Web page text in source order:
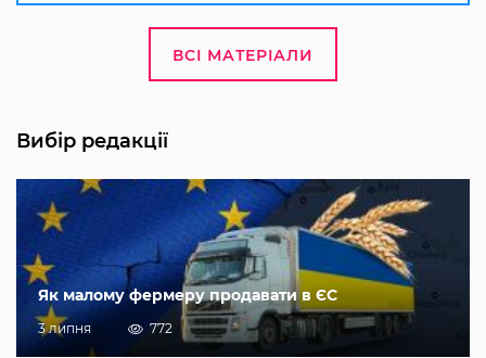
ВСІ МАТЕРІАЛИ
Вибір редакції
Як малому фермеру продавати в ЄС
3 липня 772